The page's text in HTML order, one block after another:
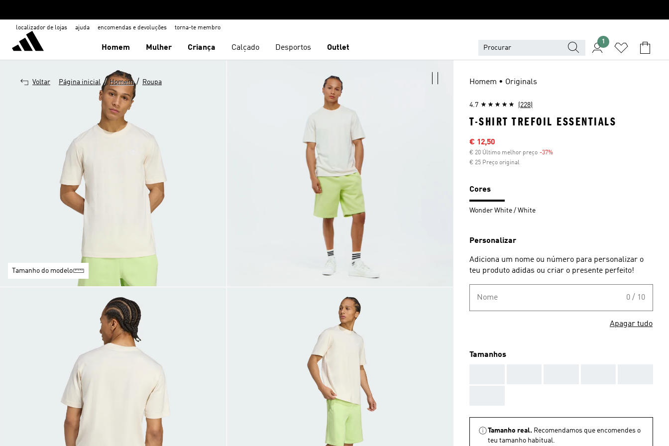
localizador de lojas ajuda encomendas e devoluções torna-te membro
Homem Mulher Criança Calçado Desportos Outlet
1
Voltar Página inicial / Homem / Roupa
Tamanho do modelo
Homem • Originals
4.7 (228)
T-SHIRT TREFOIL ESSENTIALS
Preço com desconto
€ 12,50
€ 20 Último melhor preço -37%
€ 25 Preço original
Cores
Wonder White / White
Personalizar
Adiciona um nome ou número para personalizar o
teu produto adidas ou criar o presente perfeito!
Nome 0 / 10
Apagar tudo
Tamanhos
Tamanho real. Recomendamos que encomendes o
teu tamanho habitual.